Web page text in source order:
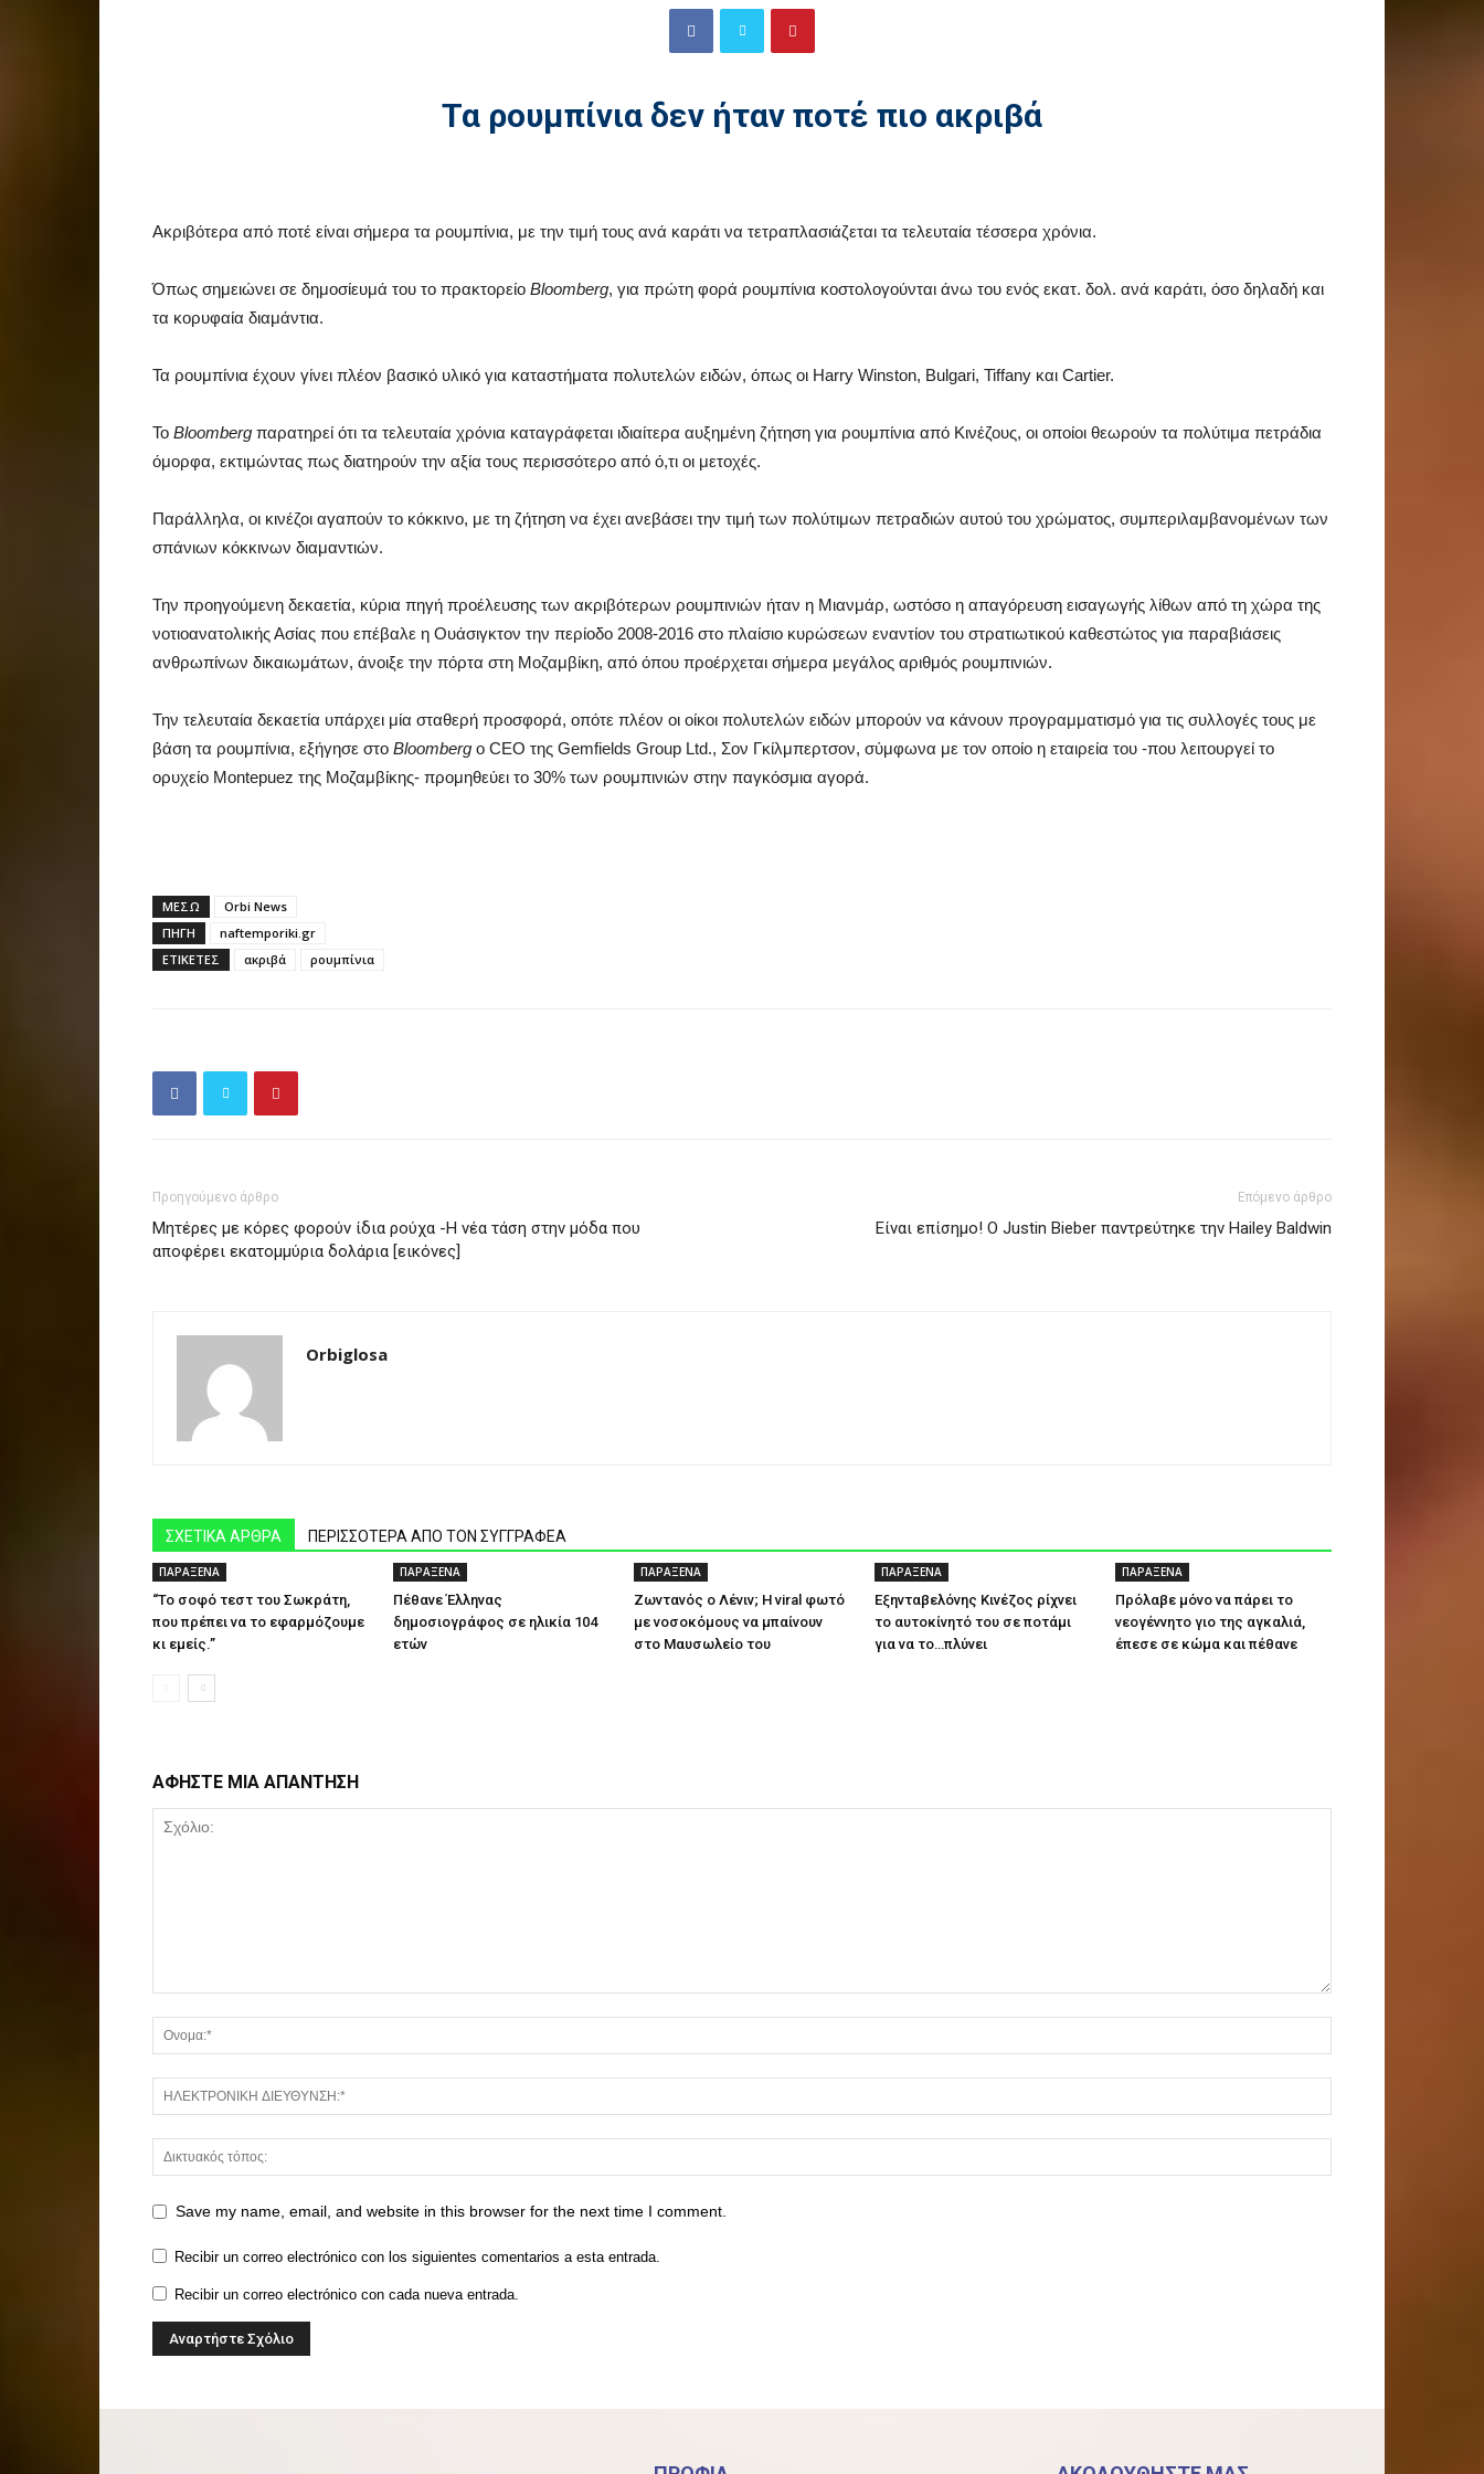
Τα ρουμπίνια δεν ήταν ποτέ πιο ακριβά
Ακριβότερα από ποτέ είναι σήμερα τα ρουμπίνια, με την τιμή τους ανά καράτι να τετραπλασιάζεται τα τελευταία τέσσερα χρόνια.
Όπως σημειώνει σε δημοσίευμά του το πρακτορείο Bloomberg, για πρώτη φορά ρουμπίνια κοστολογούνται άνω του ενός εκατ. δολ. ανά καράτι, όσο δηλαδή και
τα κορυφαία διαμάντια.
Τα ρουμπίνια έχουν γίνει πλέον βασικό υλικό για καταστήματα πολυτελών ειδών, όπως οι Harry Winston, Bulgari, Tiffany και Cartier.
Το Bloomberg παρατηρεί ότι τα τελευταία χρόνια καταγράφεται ιδιαίτερα αυξημένη ζήτηση για ρουμπίνια από Κινέζους, οι οποίοι θεωρούν τα πολύτιμα πετράδια
όμορφα, εκτιμώντας πως διατηρούν την αξία τους περισσότερο από ό,τι οι μετοχές.
Παράλληλα, οι κινέζοι αγαπούν το κόκκινο, με τη ζήτηση να έχει ανεβάσει την τιμή των πολύτιμων πετραδιών αυτού του χρώματος, συμπεριλαμβανομένων των
σπάνιων κόκκινων διαμαντιών.
Την προηγούμενη δεκαετία, κύρια πηγή προέλευσης των ακριβότερων ρουμπινιών ήταν η Μιανμάρ, ωστόσο η απαγόρευση εισαγωγής λίθων από τη χώρα της
νοτιοανατολικής Ασίας που επέβαλε η Ουάσιγκτον την περίοδο 2008-2016 στο πλαίσιο κυρώσεων εναντίον του στρατιωτικού καθεστώτος για παραβιάσεις
ανθρωπίνων δικαιωμάτων, άνοιξε την πόρτα στη Μοζαμβίκη, από όπου προέρχεται σήμερα μεγάλος αριθμός ρουμπινιών.
Την τελευταία δεκαετία υπάρχει μία σταθερή προσφορά, οπότε πλέον οι οίκοι πολυτελών ειδών μπορούν να κάνουν προγραμματισμό για τις συλλογές τους με
βάση τα ρουμπίνια, εξήγησε στο Bloomberg ο CEO της Gemfields Group Ltd., Σον Γκίλμπερτσον, σύμφωνα με τον οποίο η εταιρεία του -που λειτουργεί το
ορυχείο Montepuez της Μοζαμβίκης- προμηθεύει το 30% των ρουμπινιών στην παγκόσμια αγορά.
ΜΕΣΩ
Orbi News
ΠΗΓΗ
naftemporiki.gr
ΕΤΙΚΕΤΕΣ
ακριβά ρουμπίνια
Προηγούμενο άρθρο
Μητέρες με κόρες φορούν ίδια ρούχα -Η νέα τάση στην μόδα που
αποφέρει εκατομμύρια δολάρια [εικόνες]
Επόμενο άρθρο
Είναι επίσημο! Ο Justin Bieber παντρεύτηκε την Hailey Baldwin
Orbiglosa
ΣΧΕΤΙΚΑ ΑΡΘΡΑ ΠΕΡΙΣΣΟΤΕΡΑ ΑΠΟ ΤΟΝ ΣΥΓΓΡΑΦΕΑ
ΠΑΡΑΞΕΝΑ
“Το σοφό τεστ του Σωκράτη,
που πρέπει να το εφαρμόζουμε
κι εμείς.”
ΠΑΡΑΞΕΝΑ
Πέθανε Έλληνας
δημοσιογράφος σε ηλικία 104
ετών
ΠΑΡΑΞΕΝΑ
Ζωντανός ο Λένιν; H viral φωτό
με νοσοκόμους να μπαίνουν
στο Μαυσωλείο του
ΠΑΡΑΞΕΝΑ
Εξηνταβελόνης Κινέζος ρίχνει
το αυτοκίνητό του σε ποτάμι
για να το…πλύνει
ΠΑΡΑΞΕΝΑ
Πρόλαβε μόνο να πάρει το
νεογέννητο γιο της αγκαλιά,
έπεσε σε κώμα και πέθανε
ΑΦΗΣΤΕ ΜΙΑ ΑΠΑΝΤΗΣΗ
Save my name, email, and website in this browser for the next time I comment.
Recibir un correo electrónico con los siguientes comentarios a esta entrada.
Recibir un correo electrónico con cada nueva entrada.